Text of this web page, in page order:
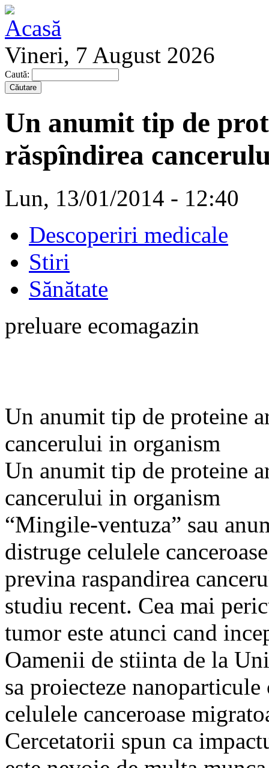
Vineri, 7 August 2026
Caută:
Un anumit tip de
răspîndirea
Lun, 13/01/2014 - 12:40
Descoperiri medicale
Stiri
Sănătate
preluare ecomagazin
Un anumit tip de proteine
cancerului in organism
Un anumit tip de proteine
cancerului in organism
“Mingile-ventuza” sau
distruge celulele
previna raspandirea
studiu recent. Cea mai
tumor este atunci cand
Oamenii de stiinta de la
sa proiecteze
celulele canceroase
Cercetatorii spun ca